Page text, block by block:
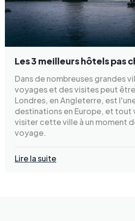
Les 3 meilleurs hôtels pas
Dans de nombreuses grandes
voyages et des visites peut
Londres, en Angleterre, est
destinations en Europe, et tout
visiter cette ville à un moment
voyage.
Lire la suite